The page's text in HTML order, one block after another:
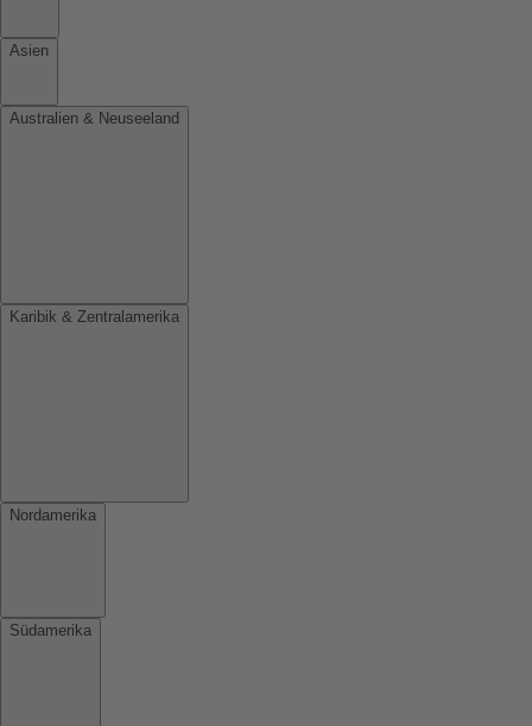
Asien
Australien & Neuseeland
Karibik & Zentralamerika
Nordamerika
Südamerika